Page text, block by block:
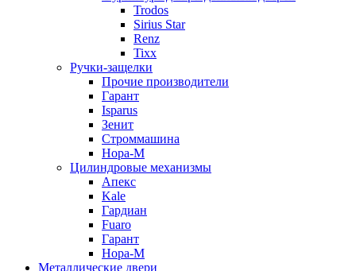
Trodos
Sirius Star
Renz
Tixx
Ручки-защелки
Прочие производители
Гарант
Isparus
Зенит
Строммашина
Нора-М
Цилиндровые механизмы
Апекс
Kale
Гардиан
Fuaro
Гарант
Нора-М
Металлические двери